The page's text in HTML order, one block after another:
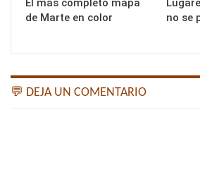
El más completo mapa
de Marte en color
no se
💬 DEJA UN COMENTARIO